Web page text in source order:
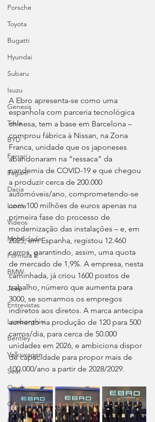
Porsche
Toyota
Bugatti
Hyundai
Subaru
Isuzu
Genesis
Tesla
BYD
Ferrari
Pagani
Dacia
Lancia
Videos
Mobilidade
Fórmula E
BMW
Jeep
Entrevistas
Lamborghini
Bentley
Volkswagen
Seat
Opel
Cupra
A Ebro apresenta-se como uma
espanhola com parceria tecnológica
chinesa, tem a base em Barcelona –
comprou fábrica à Nissan, na Zona
Franca, unidade que os japoneses
abandonaram na “ressaca” da
pandemia de COVID-19 e que chegou
a produzir cerca de 200.000
automóveis/ano, comprometendo-se
com 100 milhões de euros apenas na
primeira fase do processo de
modernização das instalações – e, em
2025, em Espanha, registou 12.460
carros, garantindo, assim, uma quota
de mercado de 1,9%. A empresa, nesta
caminhada, já criou 1600 postos de
trabalho, número que aumenta para
3000, se somarmos os empregos
indiretos aos diretos. A marca antecipa
aumento na produção de 120 para 500
carros/dia, para cerca de 50.000
unidades em 2026, e ambiciona dispor
de capacidade para propor mais de
100.000/ano a partir de 2028/2029.